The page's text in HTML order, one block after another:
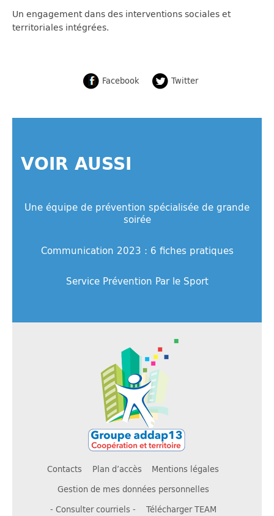
Un engagement dans des interventions sociales et
territoriales intégrées.
Facebook Twitter
VOIR AUSSI
Une équipe de prévention spécialisée de grande
soirée
Communication 2023 : 6 fiches pratiques
Service Prévention Par le Sport
Contacts Plan d’accès
Mentions légales
Gestion de mes données personnelles
- Consulter courriels -
Télécharger TEAM